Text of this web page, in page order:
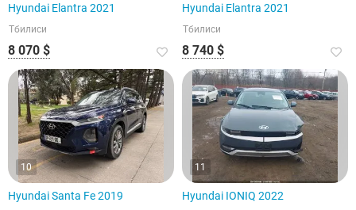
Hyundai Elantra 2021
Тбилиси
8 070 $
Hyundai Elantra 2021
Тбилиси
8 740 $
10
Hyundai Santa Fe 2019
11
Hyundai IONIQ 2022